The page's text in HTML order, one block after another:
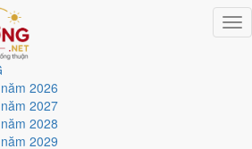
2026
2027
2028
2029
Dậu)